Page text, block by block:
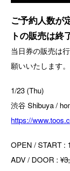
ご予約人数が
トの販売は終
当日券の販売は
願いいたします。
1/23 (Thu)
渋谷 Shibuya /
https://
OPEN / START :
ADV / DOOR :